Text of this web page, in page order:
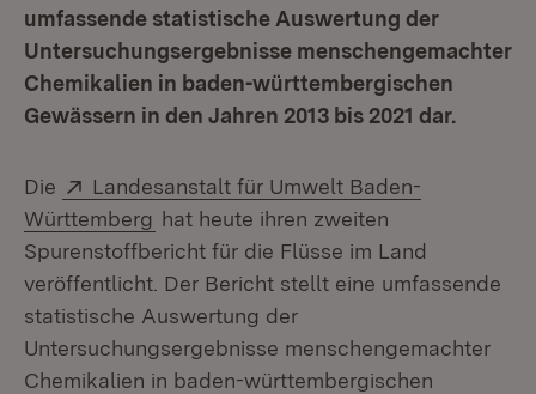
umfassende statistische Auswertung der
Untersuchungsergebnisse menschengemachter
Chemikalien in baden-württembergischen
Gewässern in den Jahren 2013 bis 2021 dar.
Die Extern:
Landesanstalt für Umwelt Baden-
Württemberg (Öffnet in neuem Fenster)
hat heute ihren zweiten
Spurenstoffbericht für die Flüsse im Land
veröffentlicht. Der Bericht stellt eine umfassende
statistische Auswertung der
Untersuchungsergebnisse menschengemachter
Chemikalien in baden-württembergischen